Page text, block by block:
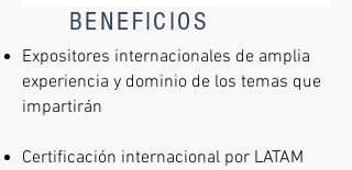
BENEFICIOS
Expositores internacionales de amplia
experiencia y dominio de los temas que
impartirán
Certificación internacional por LATAM